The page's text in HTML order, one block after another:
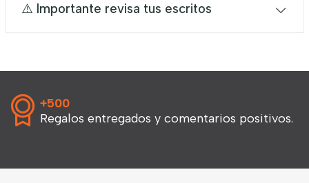
⚠️ Importante revisa tus escritos
+500
Regalos entregados y comentarios positivos.